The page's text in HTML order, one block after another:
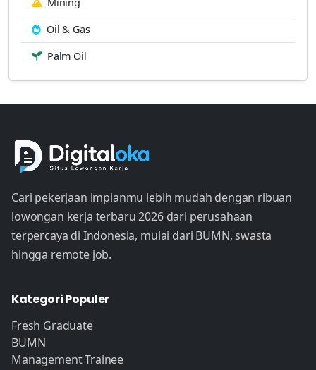
Oil & Gas
Palm Oil
Cari pekerjaan impianmu lebih mudah dengan ribuan
lowongan kerja terbaru 2026 dari perusahaan
terpercaya di Indonesia, mulai dari BUMN, swasta
hingga remote job.
Kategori Populer
Fresh Graduate
BUMN
Management Trainee